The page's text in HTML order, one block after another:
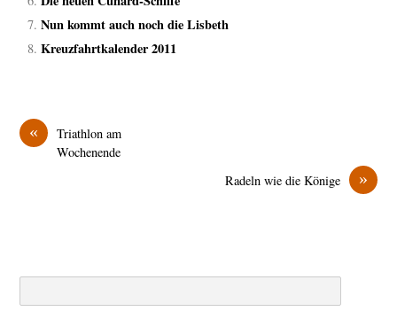
Nun kommt auch noch die Lisbeth
Kreuzfahrtkalender 2011
«
Triathlon am
Wochenende
»
Radeln wie die Könige